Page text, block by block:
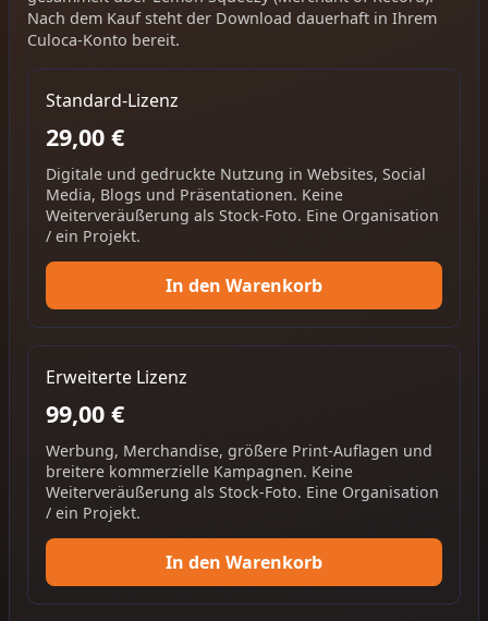
Nach dem Kauf steht der Download dauerhaft in Ihrem
Culoca-Konto bereit.
Standard-Lizenz
29,00 €
Digitale und gedruckte Nutzung in Websites, Social
Media, Blogs und Präsentationen. Keine
Weiterveräußerung als Stock-Foto. Eine Organisation
/ ein Projekt.
In den Warenkorb
Erweiterte Lizenz
99,00 €
Werbung, Merchandise, größere Print-Auflagen und
breitere kommerzielle Kampagnen. Keine
Weiterveräußerung als Stock-Foto. Eine Organisation
/ ein Projekt.
In den Warenkorb